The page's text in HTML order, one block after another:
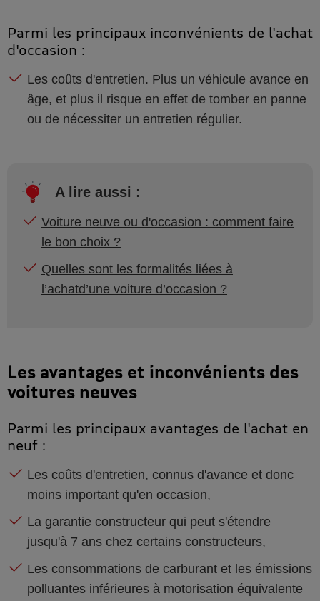
Parmi les principaux inconvénients de l'achat
d'occasion :
Les coûts d'entretien. Plus un véhicule avance en
âge, et plus il risque en effet de tomber en panne
ou de nécessiter un entretien régulier.
A lire aussi :
Voiture neuve ou d'occasion : comment faire
le bon choix ?
Quelles sont les formalités liées à
l’achatd’une voiture d’occasion ?
Les avantages et inconvénients des
voitures neuves
Parmi les principaux avantages de l'achat en
neuf :
Les coûts d'entretien, connus d'avance et donc
moins important qu'en occasion,
La garantie constructeur qui peut s'étendre
jusqu'à 7 ans chez certains constructeurs,
Les consommations de carburant et les émissions
polluantes inférieures à motorisation équivalente